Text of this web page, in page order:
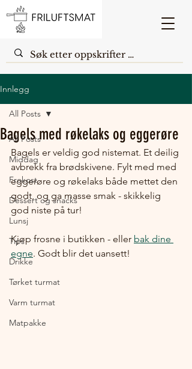
Innlegg
All Posts
Middag
Frokost
Dessert og snacks
Lunsj
Tips
Drikke
Tørket turmat
Varm turmat
Matpakke
All Posts
Bagels med røkelaks og eggerøre
Bagels er veldig god nistemat. Et deilig
avbrekk fra brødskivene. Fylt med med
eggerøre og røkelaks både mettet den
godt, og ga masse smak - skikkelig
god niste på tur!
Kjøp frosne i butikken - eller bak dine
egne. Godt blir det uansett!